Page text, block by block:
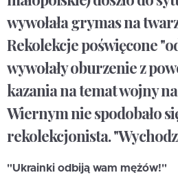
wywołała grymas na
Rekolekcje poświęcone
wywołały oburzenie z
kazania na temat wojny
Wiernym nie spodobało
rekolekcjonista.
"Ukrainki odbiją wam mężów!"